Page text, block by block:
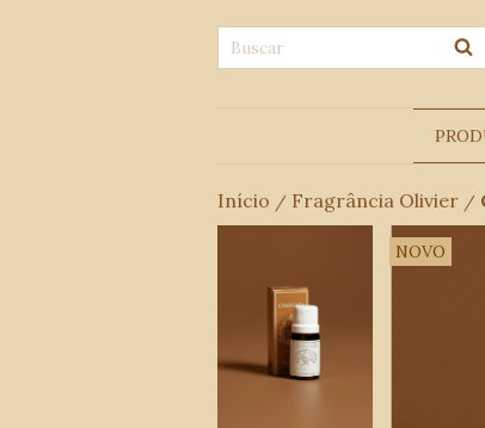
Início / Fragrância Olivier /
NOVO